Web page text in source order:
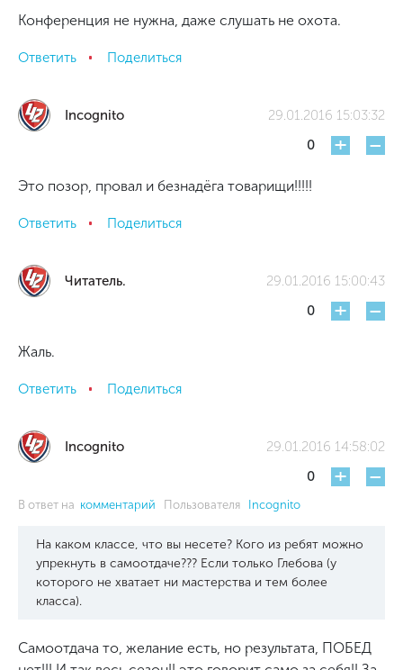
Конференция не нужна, даже слушать не охота.
Ответить Поделиться
Incognito
29.01.2016 15:03:32
0
+ -
Это позор, провал и безнадёга товарищи!!!!!
Ответить Поделиться
Читатель.
29.01.2016 15:00:43
0
+ -
Жаль.
Ответить Поделиться
Incognito
29.01.2016 14:58:02
0
+ -
В ответ на комментарий Пользователя Incognito
На каком классе, что вы несете? Кого из ребят можно
упрекнуть в самоотдаче??? Если только Глебова (у
которого не хватает ни мастерства и тем более
класса).
Самоотдача то, желание есть, но результата, ПОБЕД